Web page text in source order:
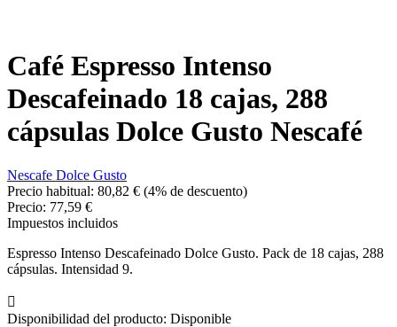
Café Espresso Intenso
Descafeinado 18 cajas, 288
cápsulas Dolce Gusto Nescafé
Nescafe Dolce Gusto
Precio habitual: 80,82 € (4% de descuento)
Precio: 77,59 €
Impuestos incluidos
Espresso Intenso Descafeinado Dolce Gusto. Pack de 18 cajas, 288
cápsulas. Intensidad 9.

Disponibilidad del producto: Disponible